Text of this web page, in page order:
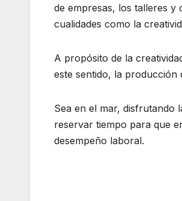
de empresas, los talleres y
cualidades como la
A propósito de la
este sentido, la producción
Sea en el mar, disfrutando
reservar tiempo para que
desempeño laboral.